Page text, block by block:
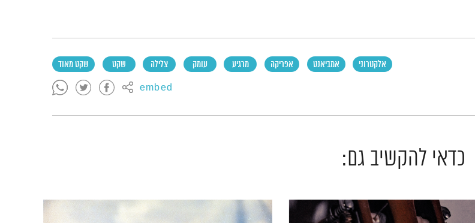
אלקטרוני אמביאנט אפריקה מרגיע עומק צלילה שקט שקט מאוד
embed
כדאי להקשיב גם: